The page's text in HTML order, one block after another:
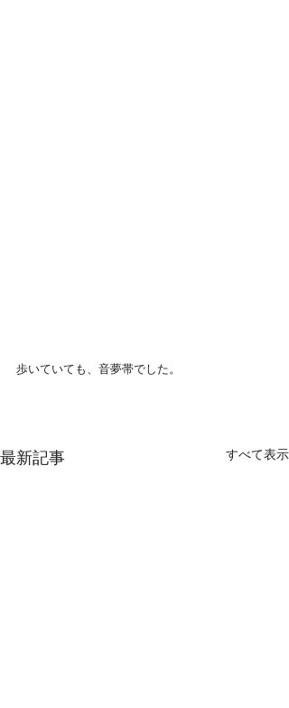
歩いていても、音夢帯でした。
最新記事 すべて表示